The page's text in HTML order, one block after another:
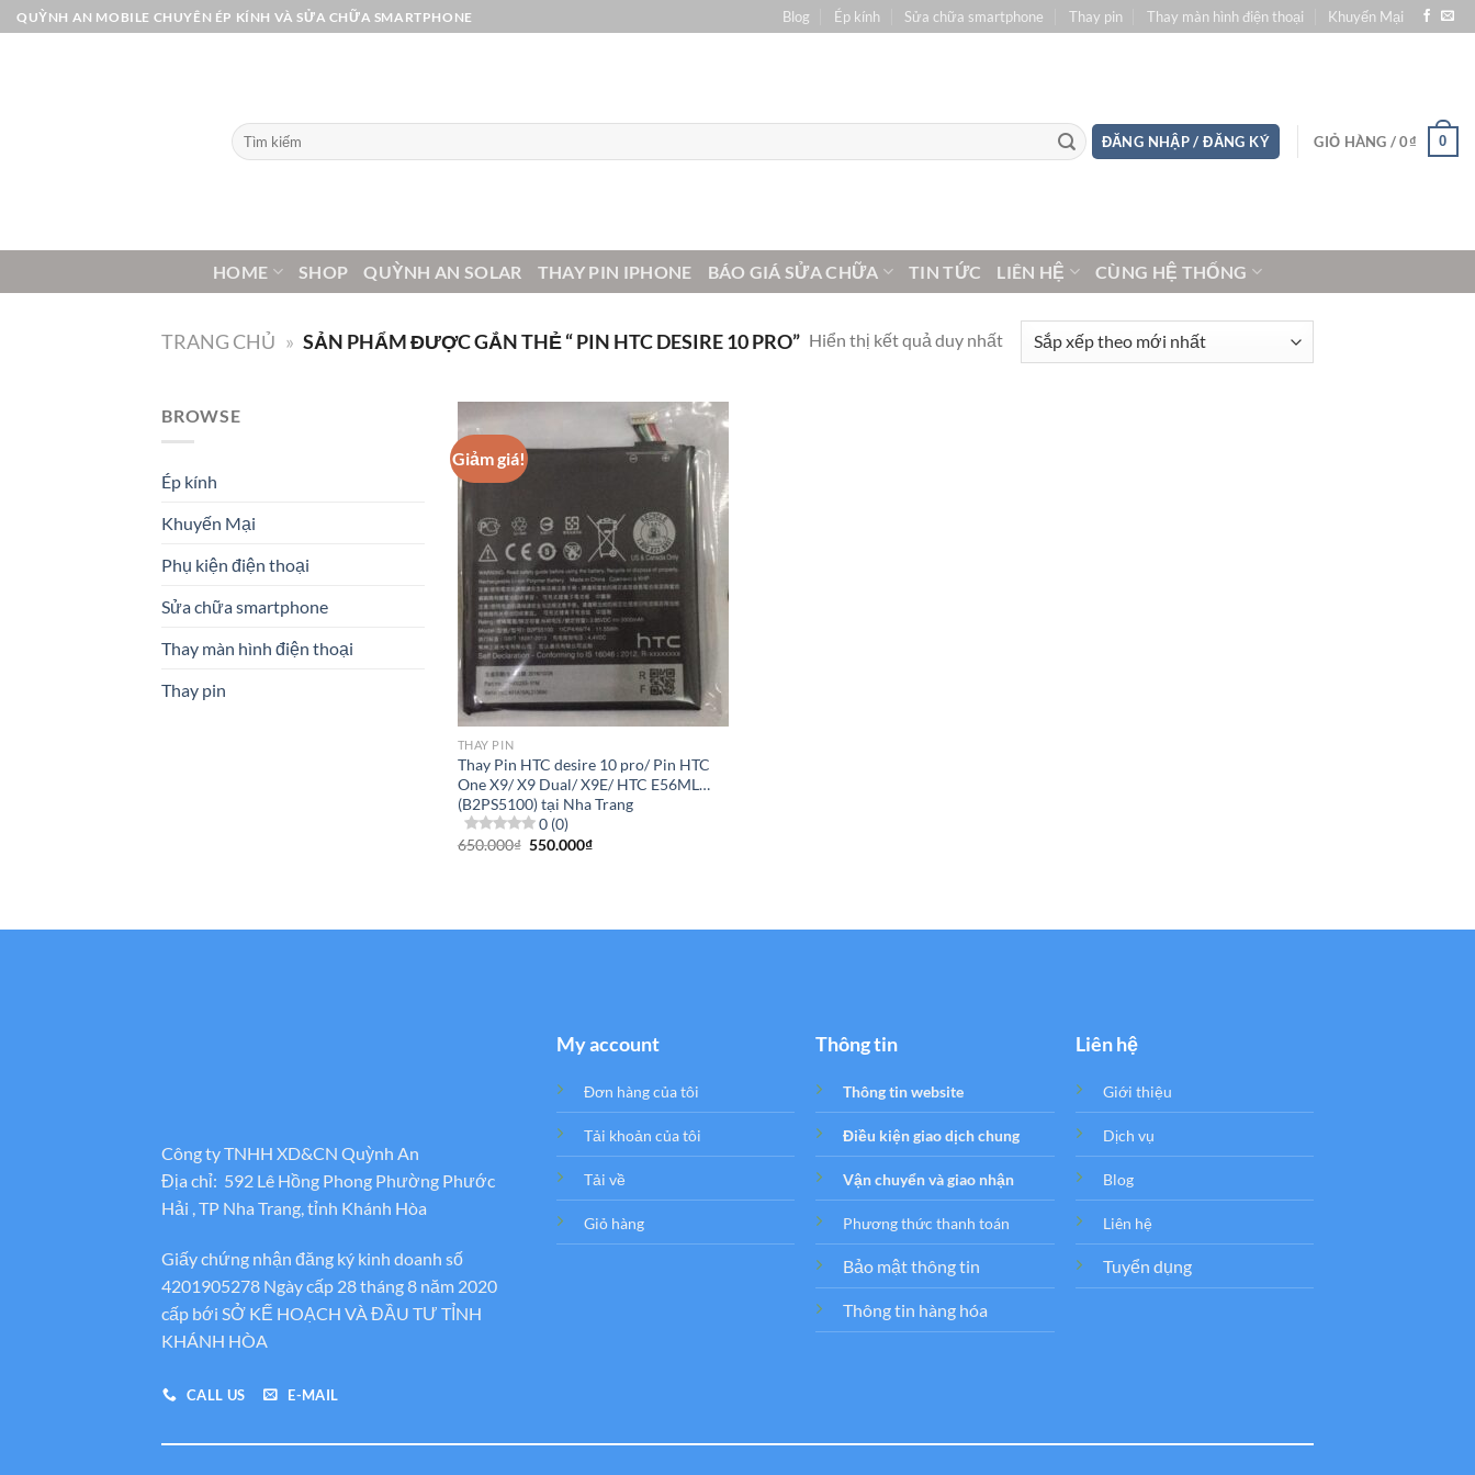
Bỏ
qua
QUỲNH AN MOBILE CHUYÊN ÉP KÍNH VÀ SỬA CHỮA SMARTPHONE Blog Ép kính Sửa chữa smartphone Thay pin Thay màn hình điện thoại Khuyến Mại
Tìm
kiếm:
ĐĂNG NHẬP / ĐĂNG KÝ GIỎ HÀNG /0₫ 0
HOME SHOP QUỲNH AN SOLAR THAY PIN IPHONE BÁO GIÁ SỬA CHỮA TIN TỨC LIÊN HỆ CÙNG HỆ THỐNG
TRANG CHỦ » SẢN PHẨM ĐƯỢC GẮN THẺ “ PIN HTC DESIRE 10 PRO” Hiển thị kết quả duy nhất
BROWSE
Ép kính
Khuyến Mại
Phụ kiện điện thoại
Sửa chữa smartphone
Thay màn hình điện thoại
Thay pin
Giảm giá!
THAY PIN
Thay Pin HTC desire 10 pro/ Pin HTC
One X9/ X9 Dual/ X9E/ HTC E56ML…
(B2PS5100) tại Nha Trang
0 (0)
650.000₫ Giá
550.000₫Giá
Công ty TNHH XD&CN Quỳnh An
Địa chỉ: 592 Lê Hồng Phong Phường Phước
Hải , TP Nha Trang, tỉnh Khánh Hòa
Giấy chứng nhận đăng ký kinh doanh số
4201905278 Ngày cấp 28 tháng 8 năm 2020
cấp bới SỞ KẾ HOẠCH VÀ ĐẦU TƯ TỈNH
KHÁNH HÒA
CALL US E-MAIL
My account
Đơn hàng của tôi
Tải khoản của tôi
Tải về
Giỏ hàng
Thông tin
Thông tin website
Điều kiện giao dịch chung
Vận chuyển và giao nhận
Phương thức thanh toán
Bảo mật thông tin
Thông tin hàng hóa
Liên hệ
Giới thiệu
Dịch vụ
Blog
Liên hệ
Tuyển dụng